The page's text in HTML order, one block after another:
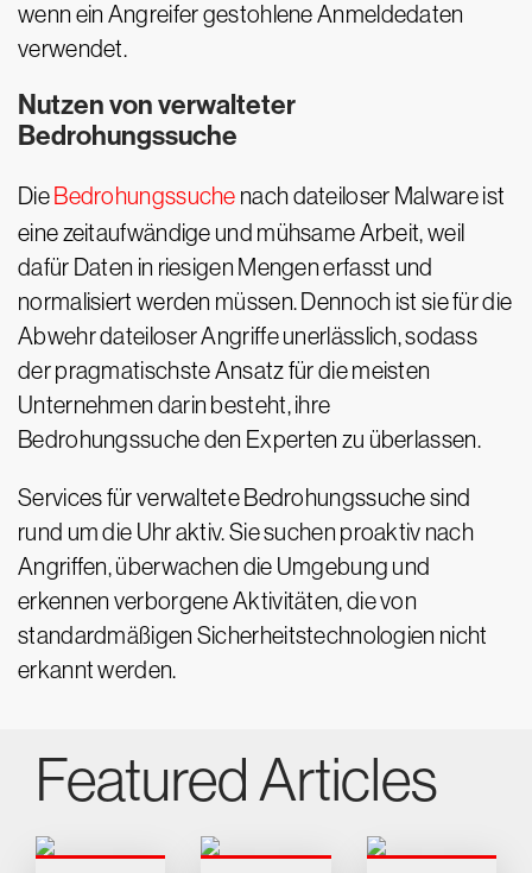
wenn ein Angreifer gestohlene Anmeldedaten
verwendet.
Nutzen von verwalteter
Bedrohungssuche
Die Bedrohungssuche nach dateiloser Malware ist
eine zeitaufwändige und mühsame Arbeit, weil
dafür Daten in riesigen Mengen erfasst und
normalisiert werden müssen. Dennoch ist sie für die
Abwehr dateiloser Angriffe unerlässlich, sodass
der pragmatischste Ansatz für die meisten
Unternehmen darin besteht, ihre
Bedrohungssuche den Experten zu überlassen.
Services für verwaltete Bedrohungssuche sind
rund um die Uhr aktiv. Sie suchen proaktiv nach
Angriffen, überwachen die Umgebung und
erkennen verborgene Aktivitäten, die von
standardmäßigen Sicherheitstechnologien nicht
erkannt werden.
Featured Articles